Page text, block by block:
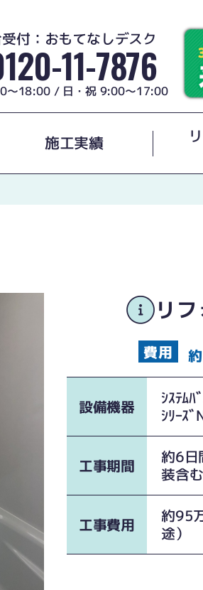
付：おもてなしデスク
11-7876
～18:00 / 日・祝 9:00～17:00
施工実績
リ
約
設備機器
ｼｽﾃﾑﾊ
ｼﾘｰｽﾞ
工事期間
約6日
装含む
工事費用
約95
途）